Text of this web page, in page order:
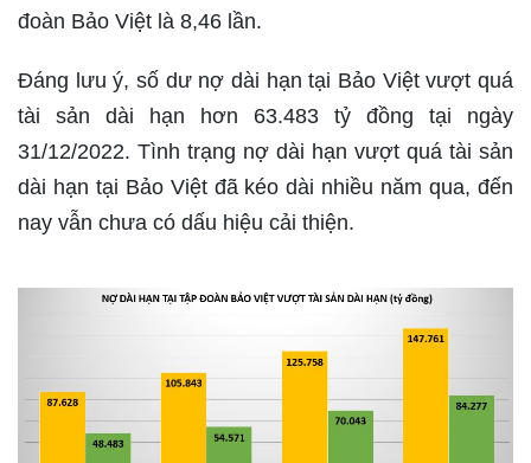
đoàn Bảo Việt là 8,46 lần.
Đáng lưu ý, số dư nợ dài hạn tại Bảo Việt vượt quá
tài sản dài hạn hơn 63.483 tỷ đồng tại ngày
31/12/2022. Tình trạng nợ dài hạn vượt quá tài sản
dài hạn tại Bảo Việt đã kéo dài nhiều năm qua, đến
nay vẫn chưa có dấu hiệu cải thiện.